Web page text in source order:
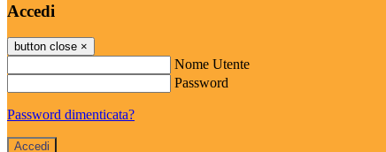
Accedi
button close ×
Nome Utente
Password
Password dimenticata?